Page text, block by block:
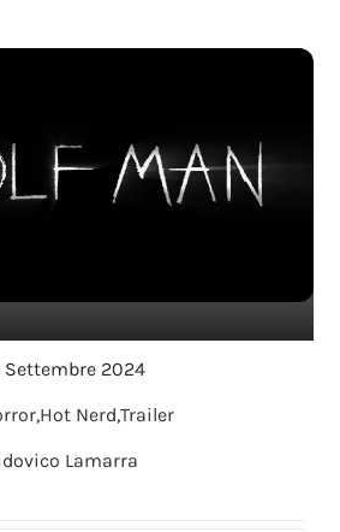
2024
,Hot Nerd,Trailer
Lamarra